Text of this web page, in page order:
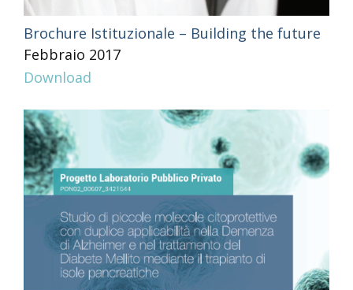
Brochure Istituzionale – Building the future
Febbraio 2017
Download